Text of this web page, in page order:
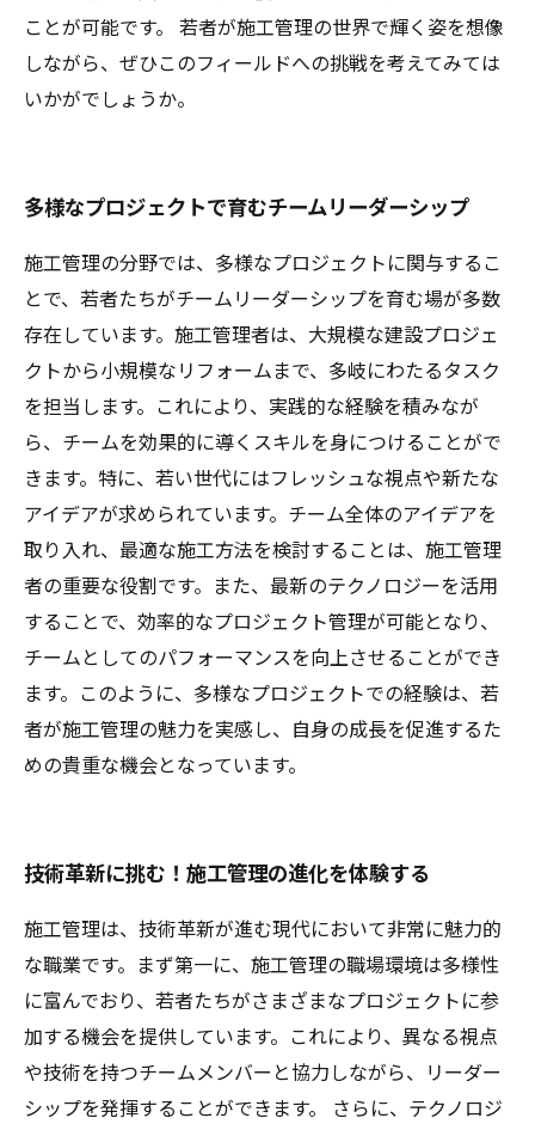
ことが可能です。 若者が施工管理の世界で輝く姿を想像
しながら、ぜひこのフィールドへの挑戦を考えてみては
いかがでしょうか。
多様なプロジェクトで育むチームリーダーシップ
施工管理の分野では、多様なプロジェクトに関与するこ
とで、若者たちがチームリーダーシップを育む場が多数
存在しています。施工管理者は、大規模な建設プロジェ
クトから小規模なリフォームまで、多岐にわたるタスク
を担当します。これにより、実践的な経験を積みなが
ら、チームを効果的に導くスキルを身につけることがで
きます。特に、若い世代にはフレッシュな視点や新たな
アイデアが求められています。チーム全体のアイデアを
取り入れ、最適な施工方法を検討することは、施工管理
者の重要な役割です。また、最新のテクノロジーを活用
することで、効率的なプロジェクト管理が可能となり、
チームとしてのパフォーマンスを向上させることができ
ます。このように、多様なプロジェクトでの経験は、若
者が施工管理の魅力を実感し、自身の成長を促進するた
めの貴重な機会となっています。
技術革新に挑む！施工管理の進化を体験する
施工管理は、技術革新が進む現代において非常に魅力的
な職業です。まず第一に、施工管理の職場環境は多様性
に富んでおり、若者たちがさまざまなプロジェクトに参
加する機会を提供しています。これにより、異なる視点
や技術を持つチームメンバーと協力しながら、リーダー
シップを発揮することができます。 さらに、テクノロジ